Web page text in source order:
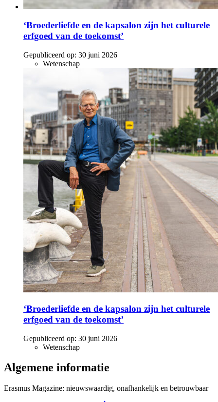
‘Broederliefde en de kapsalon zijn het culturele
erfgoed van de toekomst’
Gepubliceerd op: 30 juni 2026
Wetenschap
‘Broederliefde en de kapsalon zijn het culturele
erfgoed van de toekomst’
Gepubliceerd op: 30 juni 2026
Wetenschap
Algemene informatie
Erasmus Magazine: nieuwswaardig, onafhankelijk en betrouwbaar